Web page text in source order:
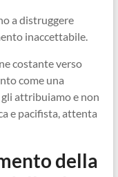
a distruggere
inaccettabile.
costante verso
come una
attribuiamo e non
e pacifista, attenta
della